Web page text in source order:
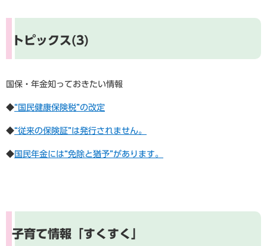
トピックス(3)
国保・年金知っておきたい情報
◆“国民健康保険税”の改定
◆“従来の保険証”は発行されません。
◆国民年金には“免除と猶予”があります。
子育て情報「すくすく」